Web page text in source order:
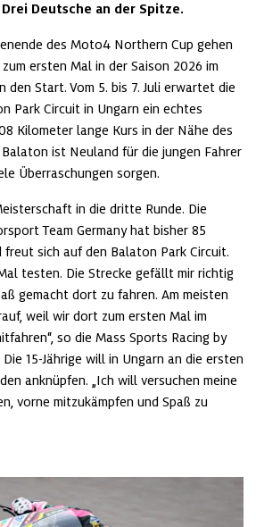
Deutsche an der Spitze.
des Moto4 Northern Cup gehen
ersten Mal in der Saison 2026 im
den Start. Vom 5. bis 7. Juli erwartet die
Park Circuit in Ungarn ein echtes
Kilometer lange Kurs in der Nähe des
ist Neuland für die jungen Fahrer
Überraschungen sorgen.
in die dritte Runde. Die
Team Germany hat bisher 85
freut sich auf den Balaton Park Circuit.
testen. Die Strecke gefällt mir richtig
gemacht dort zu fahren. Am meisten
weil wir dort zum ersten Mal im
so die Mass Sports Racing by
15-Jährige will in Ungarn an die ersten
anknüpfen. „Ich will versuchen meine
vorne mitzukämpfen und Spaß zu